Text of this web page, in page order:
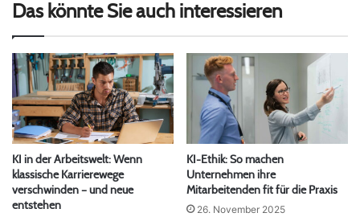
Das könnte Sie auch interessieren
KI in der Arbeitswelt: Wenn
klassische Karrierewege
verschwinden – und neue
entstehen
KI-Ethik: So machen
Unternehmen ihre
Mitarbeitenden fit für die Praxis
26. November 2025